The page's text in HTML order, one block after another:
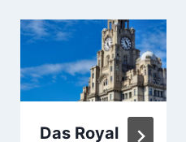
Das Royal